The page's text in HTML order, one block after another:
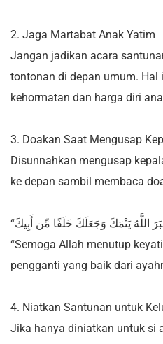
2. Jaga Martabat Anak Yatim
Jangan jadikan acara
tontonan di depan umum.
kehormatan dan harga diri
3. Doakan Saat Mengusap
Disunnahkan mengusap
ke depan sambil membaca
“Semoga Allah menutup
pengganti yang baik dari
4. Niatkan Santunan untuk
Jika hanya diniatkan untuk si